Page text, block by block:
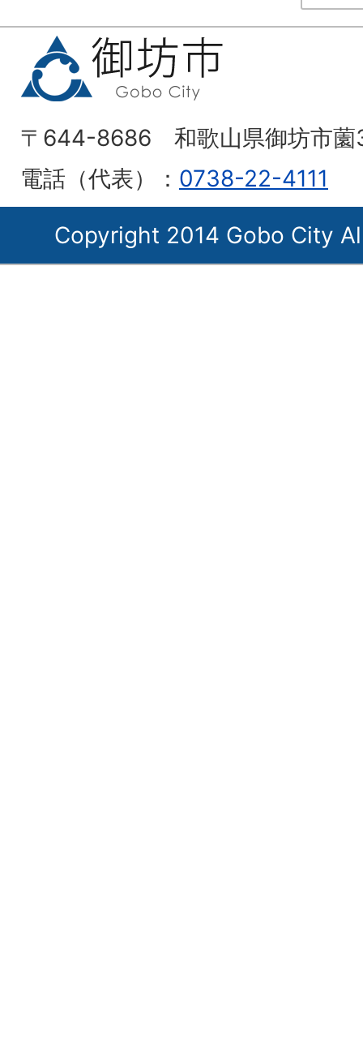
〒644-8686 和歌山県御坊市薗
電話（代表）： 0738-22-4111
Copyright 2014 Gobo City